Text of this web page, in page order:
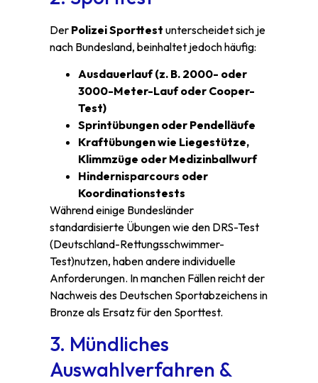
Der Polizei Sporttest unterscheidet sich je
nach Bundesland, beinhaltet jedoch häufig:
Ausdauerlauf (z. B. 2000- oder
3000-Meter-Lauf oder Cooper-
Test)
Sprintübungen oder Pendelläufe
Kraftübungen wie Liegestütze,
Klimmzüge oder Medizinballwurf
Hindernisparcours oder
Koordinationstests
Während einige Bundesländer
standardisierte Übungen wie den DRS-Test
(Deutschland-Rettungsschwimmer-
Test)nutzen, haben andere individuelle
Anforderungen. In manchen Fällen reicht der
Nachweis des Deutschen Sportabzeichens in
Bronze als Ersatz für den Sporttest.
3. Mündliches
Auswahlverfahren &